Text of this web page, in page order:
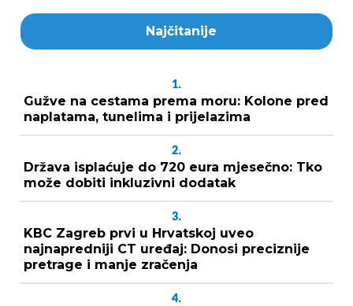
Najčitanije
1.
Gužve na cestama prema moru: Kolone pred
naplatama, tunelima i prijelazima
2.
Država isplaćuje do 720 eura mjesečno: Tko
može dobiti inkluzivni dodatak
3.
KBC Zagreb prvi u Hrvatskoj uveo
najnapredniji CT uređaj: Donosi preciznije
pretrage i manje zračenja
4.